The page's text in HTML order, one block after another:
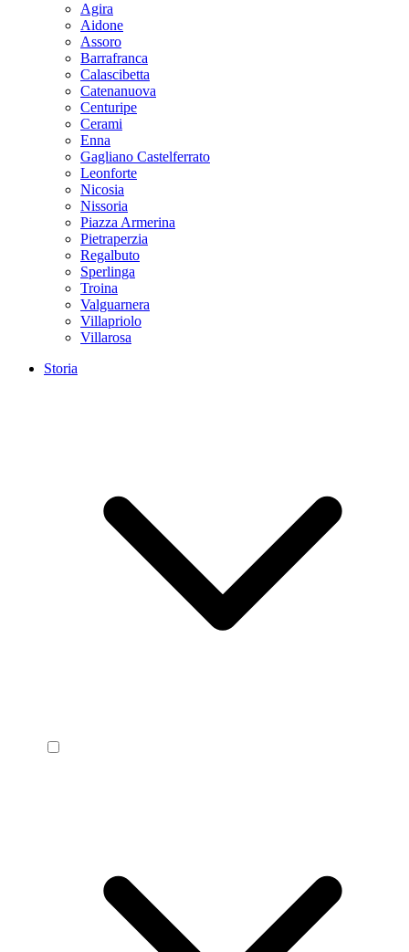
Agira
Aidone
Assoro
Barrafranca
Calascibetta
Catenanuova
Centuripe
Cerami
Enna
Gagliano Castelferrato
Leonforte
Nicosia
Nissoria
Piazza Armerina
Pietraperzia
Regalbuto
Sperlinga
Troina
Valguarnera
Villapriolo
Villarosa
Storia